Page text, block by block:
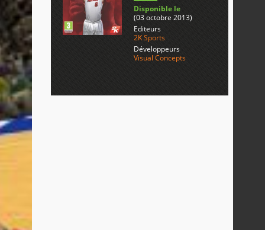
Disponible le
(03 octobre 2013)
Editeurs
2K Sports
Développeurs
Visual Concepts